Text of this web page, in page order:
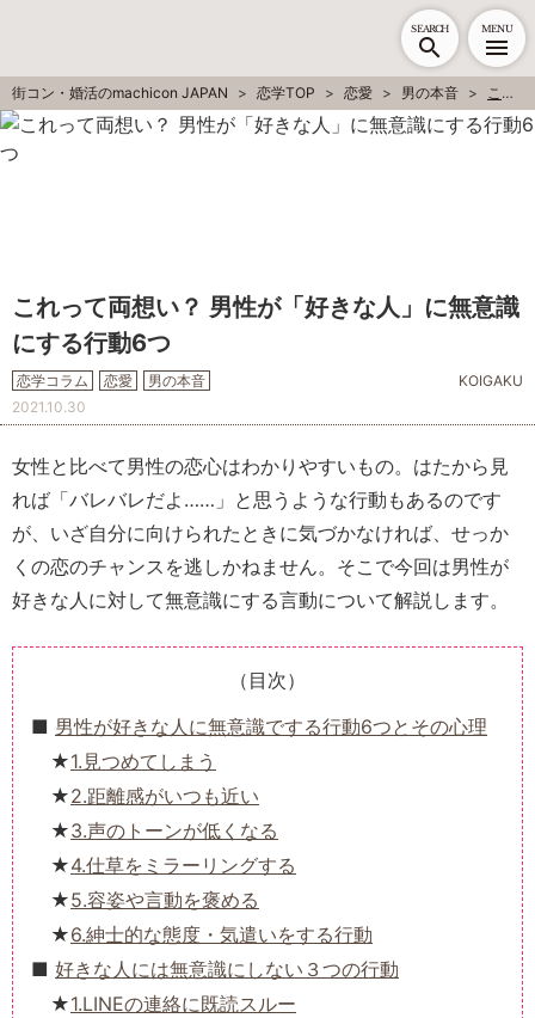
SEARCH MENU
街コン・婚活のmachicon JAPAN 恋学TOP 恋愛 男の本音 これって両想い？ 男性が「好きな人」に無意識にする行動6つ
これって両想い？ 男性が「好きな人」に無意識
にする行動6つ
恋学コラム 恋愛 男の本音
KOIGAKU
2021.10.30
女性と比べて男性の恋心はわかりやすいもの。はたから見
れば「バレバレだよ……」と思うような行動もあるのです
が、いざ自分に向けられたときに気づかなければ、せっか
くの恋のチャンスを逃しかねません。そこで今回は男性が
好きな人に対して無意識にする言動について解説します。
（目次）
男性が好きな人に無意識でする行動6つとその心理
1.見つめてしまう
2.距離感がいつも近い
3.声のトーンが低くなる
4.仕草をミラーリングする
5.容姿や言動を褒める
6.紳士的な態度・気遣いをする行動
好きな人には無意識にしない３つの行動
1.LINEの連絡に既読スルー